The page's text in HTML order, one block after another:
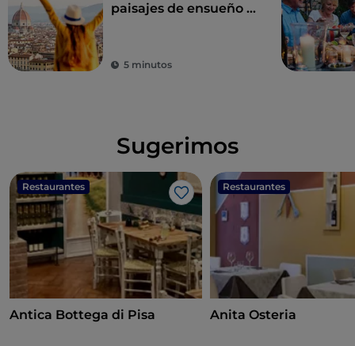
paisajes de ensueño y
de todo turista
5 minutos
Sugerimos
Restaurantes
Me gusta
Antica Bottega di Pisa
Restaurantes
Anita Osteria